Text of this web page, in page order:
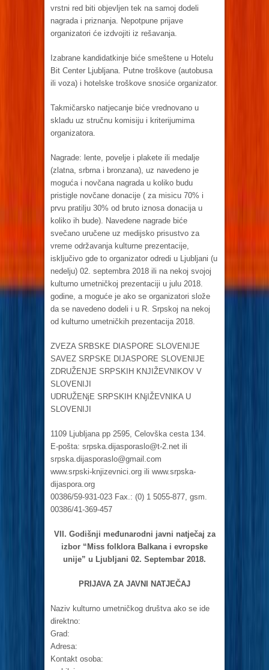
vrstni red biti objevljen tek na samoj dodeli
nagrada i priznanja. Nepotpune prijave
organizatori će izdvojiti iz rešavanja.
Izabrane kandidatkinje biće smeštene u Hotelu
Bit Center Ljubljana. Putne troškove (autobusa
ili voza) i hotelske troškove snosiće organizator.
Takmičarsko natjecanje biće vrednovano u
skladu uz stručnu komisiju i kriterijumima
organizatora.
Nagrade: lente, povelje i plakete ili medalje
(zlatna, srbrna i bronzana), uz navedeno je
moguća i novčana nagrada u koliko budu
pristigle novčane donacije ( za misicu 70% i
prvu pratilju 30% od bruto iznosa donacija u
koliko ih bude). Navedene nagrade biće
svečano uručene uz medijsko prisustvo za
vreme održavanja kulturne prezentacije,
isključivo gde to organizator odredi u Ljubljani (u
nedelju) 02. septembra 2018 ili na nekoj svojoj
kulturno umetničkoj prezentaciji u julu 2018.
godine, a moguće je ako se organizatori slože
da se navedeno dodeli i u R. Srpskoj na nekoj
od kulturno umetničkih prezentacija 2018.
ZVEZA SRBSKE DIASPORE SLOVENIJE
SAVEZ SRPSKE DIJASPORE SLOVENIJE
ZDRUŽENJE SRPSKIH KNJIŽEVNIKOV V
SLOVENIJI
UDRUŽENjE SRPSKIH KNjIŽEVNIKA U
SLOVENIJI
1109 Ljubljana pp 2595, Celovška cesta 134.
E-pošta: srpska.dijasporaslo@t-2.net ili
srpska.dijasporaslo@gmail.com
www.srpski-knjizevnici.org ili www.srpska-
dijaspora.org
00386/59-931-023 Fax.: (0) 1 5055-877, gsm.
00386/41-369-457
VII. Godišnji međunarodni javni natječaj za
izbor “Miss folklora Balkana i evropske
unije” u Ljubljani 02. Septembar 2018.
PRIJAVA ZA JAVNI NATJEČAJ
Naziv kulturno umetničkog društva ako se ide
direktno:
Grad:
Adresa:
Kontakt osoba: